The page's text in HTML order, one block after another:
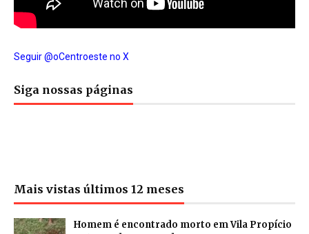
Seguir @oCentroeste no X
Siga nossas páginas
Mais vistas últimos 12 meses
Homem é encontrado morto em Vila Propício